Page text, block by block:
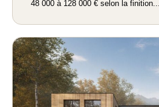
48 000 à 128 000 € selon la finition....